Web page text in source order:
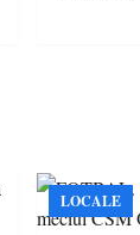
LOCALE